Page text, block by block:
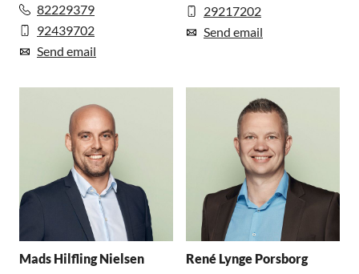
82229379
92439702
Send email
29217202
Send email
Mads Hilfling Nielsen René Lynge Porsborg